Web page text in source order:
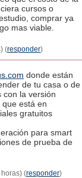
cursos o
comprar ya
mas viable.
(responder)
donde están
de tu casa o de
con la versión
está en
gratuitos
para smart
de prueba de
(responder)